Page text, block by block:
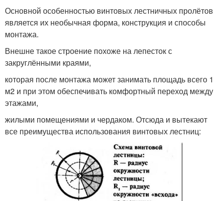
Основной особенностью винтовых лестничных пролётов
является их необычная форма, конструкция и способы
монтажа.
Внешне такое строение похоже на лепесток с
закруглёнными краями,
которая после монтажа может занимать площадь всего 1
м2 и при этом обеспечивать комфортный переход между
этажами,
жилыми помещениями и чердаком. Отсюда и вытекают
все преимущества использования винтовых лестниц: